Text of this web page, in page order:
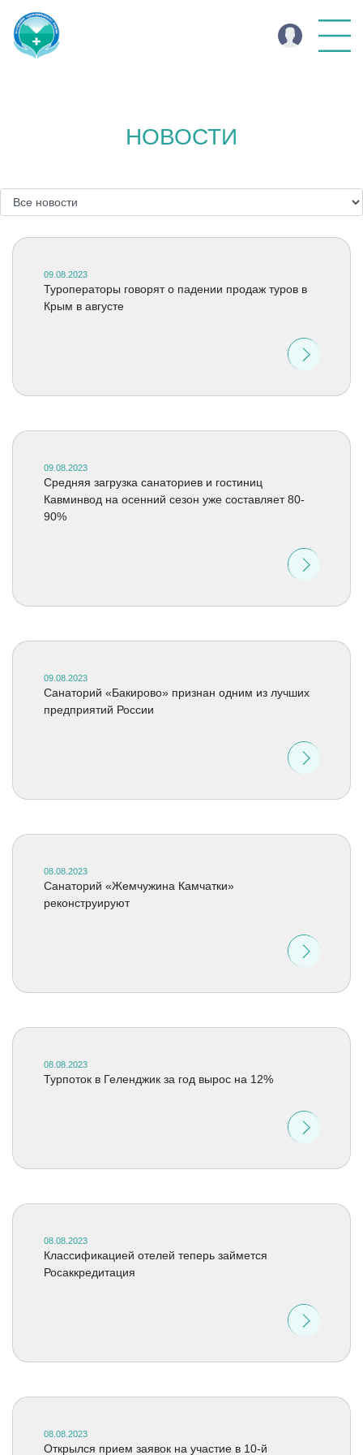
НОВОСТИ
09.08.2023
Туроператоры говорят о падении продаж туров в
Крым в августе
09.08.2023
Средняя загрузка санаториев и гостиниц
Кавминвод на осенний сезон уже составляет 80-
90%
09.08.2023
Санаторий «Бакирово» признан одним из лучших
предприятий России
08.08.2023
Санаторий «Жемчужина Камчатки»
реконструируют
08.08.2023
Турпоток в Геленджик за год вырос на 12%
08.08.2023
Классификацией отелей теперь займется
Росаккредитация
08.08.2023
Открылся прием заявок на участие в 10-й